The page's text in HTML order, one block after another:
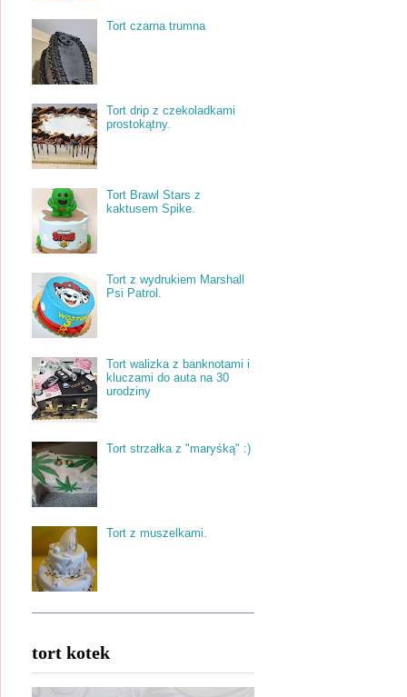
Tort czarna trumna
Tort drip z czekoladkami
prostokątny.
Tort Brawl Stars z
kaktusem Spike.
Tort z wydrukiem Marshall
Psi Patrol.
Tort walizka z banknotami i
kluczami do auta na 30
urodziny
Tort strzałka z "maryśką" :)
Tort z muszelkami.
tort kotek